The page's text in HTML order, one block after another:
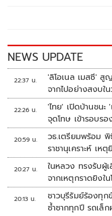
NEWS UPDATE
22:37 น.
'ลิโอเนล เมสซี'
จากไปอย่างสงบใ
22:26 น.
'ไทย' เปิดบ้านชน
จุดโทษ เข้ารอบร
'สิงคโปร์'
20:59 น.
วธ.เตรียมพร้อม พิ
ราชานุเคราะห์ เหตุ
20:27 น.
ในหลวง ทรงรับผู้
จากเหตุกราดยิงใน
พระบรมราชานุเคร
20:13 น.
ชาวบุรีรัมย์ร้องทุก
ซ้ำซากทุกปี รถเล็